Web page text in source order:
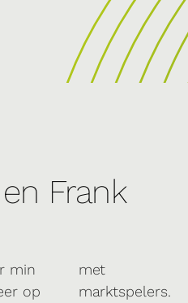
Frank
min
op
met
marktspelers.